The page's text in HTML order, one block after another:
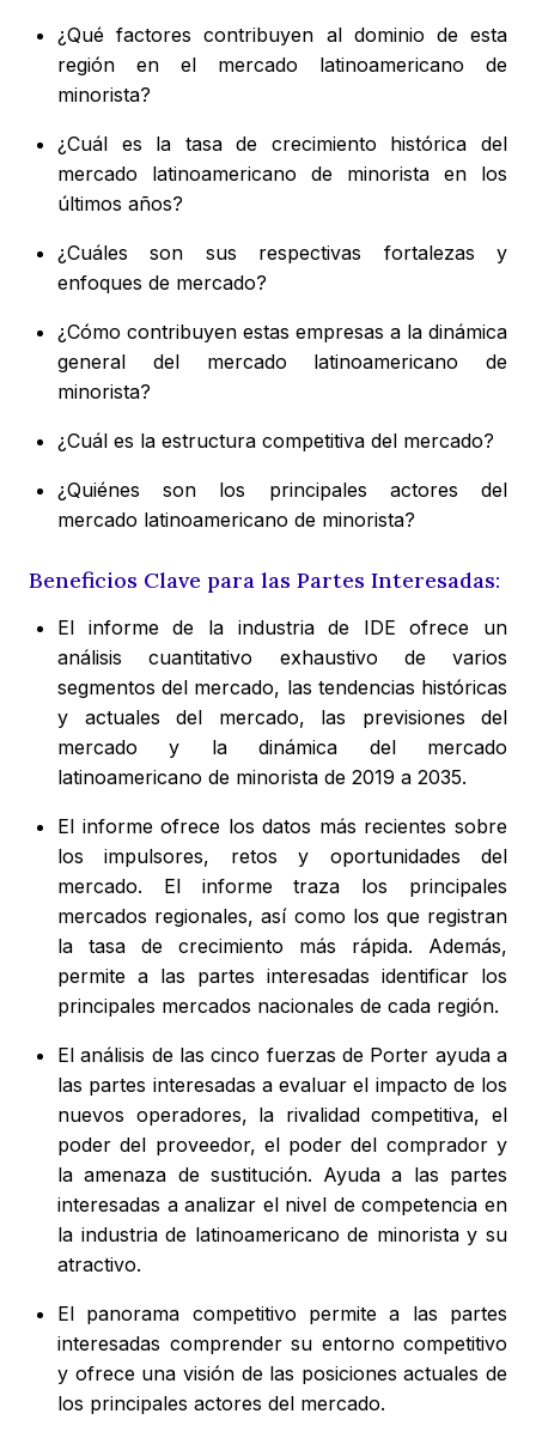
¿Qué factores contribuyen al dominio de esta
región en el mercado latinoamericano de
minorista?
¿Cuál es la tasa de crecimiento histórica del
mercado latinoamericano de minorista en los
últimos años?
¿Cuáles son sus respectivas fortalezas y
enfoques de mercado?
¿Cómo contribuyen estas empresas a la dinámica
general del mercado latinoamericano de
minorista?
¿Cuál es la estructura competitiva del mercado?
¿Quiénes son los principales actores del
mercado latinoamericano de minorista?
Beneficios Clave para las Partes Interesadas:
El informe de la industria de IDE ofrece un
análisis cuantitativo exhaustivo de varios
segmentos del mercado, las tendencias históricas
y actuales del mercado, las previsiones del
mercado y la dinámica del mercado
latinoamericano de minorista de 2019 a 2035.
El informe ofrece los datos más recientes sobre
los impulsores, retos y oportunidades del
mercado. El informe traza los principales
mercados regionales, así como los que registran
la tasa de crecimiento más rápida. Además,
permite a las partes interesadas identificar los
principales mercados nacionales de cada región.
El análisis de las cinco fuerzas de Porter ayuda a
las partes interesadas a evaluar el impacto de los
nuevos operadores, la rivalidad competitiva, el
poder del proveedor, el poder del comprador y
la amenaza de sustitución. Ayuda a las partes
interesadas a analizar el nivel de competencia en
la industria de latinoamericano de minorista y su
atractivo.
El panorama competitivo permite a las partes
interesadas comprender su entorno competitivo
y ofrece una visión de las posiciones actuales de
los principales actores del mercado.